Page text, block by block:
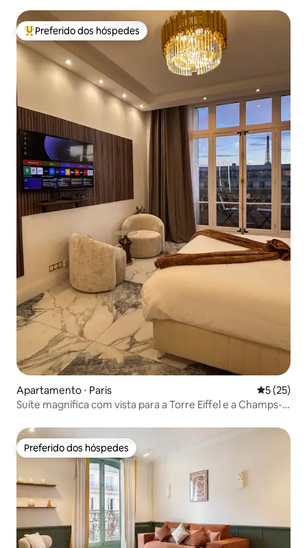
Entre os melhores preferidos dos hóspedes
Preferido dos hóspedes
Apartamento ⋅ Paris 5 de uma
5 (25)
Suíte magnífica com vista para a Torre Eiffel e a Champs-
Preferido dos hóspedes
Preferido dos hóspedes